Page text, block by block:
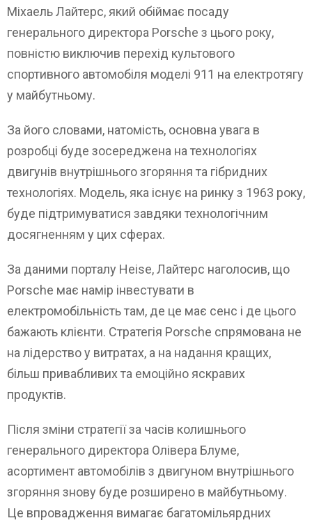
Міхаель Лайтерс, який обіймає посаду
генерального директора Porsche з цього року,
повністю виключив перехід культового
спортивного автомобіля моделі 911 на електротягу
у майбутньому.
За його словами, натомість, основна увага в
розробці буде зосереджена на технологіях
двигунів внутрішнього згоряння та гібридних
технологіях. Модель, яка існує на ринку з 1963 року,
буде підтримуватися завдяки технологічним
досягненням у цих сферах.
За даними порталу Heise, Лайтерс наголосив, що
Porsche має намір інвестувати в
електромобільність там, де це має сенс і де цього
бажають клієнти. Стратегія Porsche спрямована не
на лідерство у витратах, а на надання кращих,
більш привабливих та емоційно яскравих
продуктів.
Після зміни стратегії за часів колишнього
генерального директора Олівера Блуме,
асортимент автомобілів з двигуном внутрішнього
згоряння знову буде розширено в майбутньому.
Це впровадження вимагає багатомільярдних